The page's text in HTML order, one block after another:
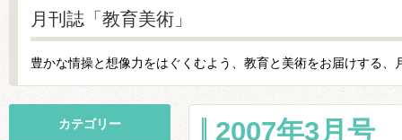
月刊誌「教育美術」
豊かな情操と想像力をはぐくむよう、教育と美術をお届けする、
2007年3月号
カテゴリー